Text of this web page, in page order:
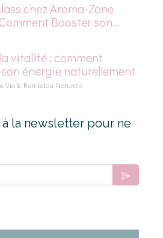
chez Aroma-Zone
Booster son
Immunitaire
la vitalité : comment
énergie naturellement
Vie & Remèdes Naturels
la newsletter pour ne